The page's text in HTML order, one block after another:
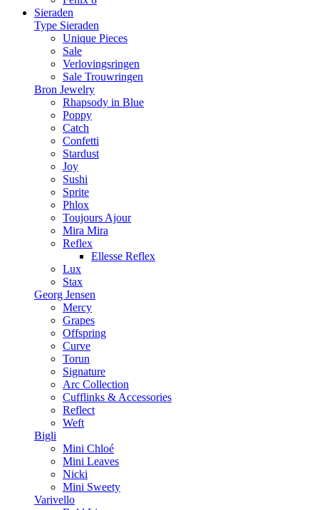
Sieraden
Type Sieraden
Unique Pieces
Sale
Verlovingsringen
Sale Trouwringen
Bron Jewelry
Rhapsody in Blue
Poppy
Catch
Confetti
Stardust
Joy
Sushi
Sprite
Phlox
Toujours Ajour
Mira Mira
Reflex
Ellesse Reflex
Lux
Stax
Georg Jensen
Mercy
Grapes
Offspring
Curve
Torun
Signature
Arc Collection
Cufflinks & Accessories
Reflect
Weft
Bigli
Mini Chloé
Mini Leaves
Nicki
Mini Sweety
Varivello